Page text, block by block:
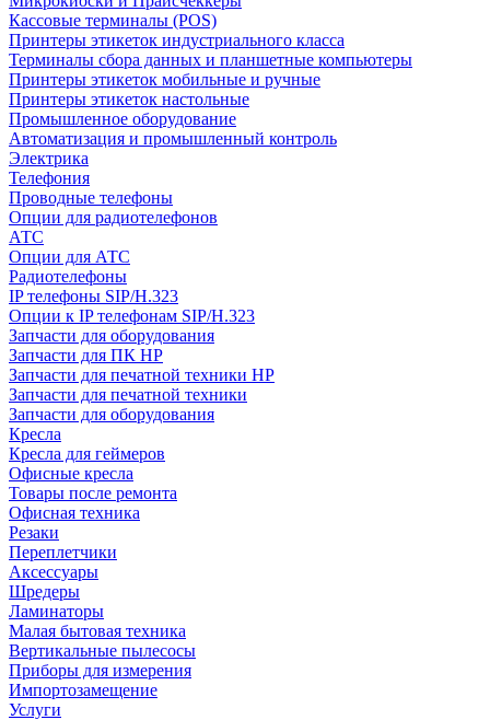
Кассовые терминалы (POS)
Принтеры этикеток индустриального класса
Терминалы сбора данных и планшетные компьютеры
Принтеры этикеток мобильные и ручные
Принтеры этикеток настольные
Промышленное оборудование
Автоматизация и промышленный контроль
Электрика
Телефония
Проводные телефоны
Опции для радиотелефонов
АТС
Опции для АТС
Радиотелефоны
IP телефоны SIP/H.323
Опции к IP телефонам SIP/H.323
Запчасти для оборудования
Запчасти для ПК HP
Запчасти для печатной техники HP
Запчасти для печатной техники
Запчасти для оборудования
Кресла
Кресла для геймеров
Офисные кресла
Товары после ремонта
Офисная техника
Резаки
Переплетчики
Аксессуары
Шредеры
Ламинаторы
Малая бытовая техника
Вертикальные пылесосы
Приборы для измерения
Импортозамещение
Услуги